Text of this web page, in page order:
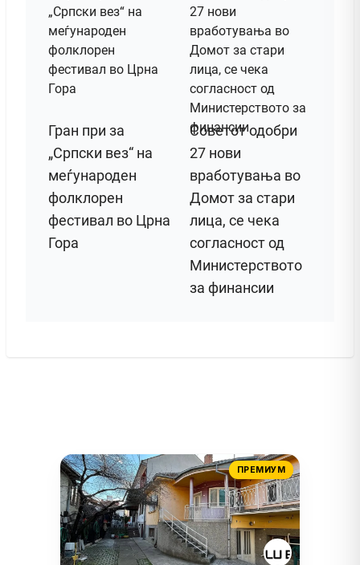
Гран при за
„Српски вез“ на
меѓународен
фолклорен
фестивал во Црна
Гора
Советот одобри
27 нови
вработувања во
Домот за стари
лица, се чека
согласност од
Министерството
за финансии
ПРЕМИУМ